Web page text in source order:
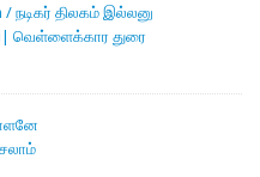
நடிகர் திலகம் இல்லனு
வெள்ளைக்கார துரை